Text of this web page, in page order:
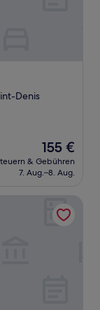
Denis
Der
Preis
beträgt
155 €
& Gebühren
7. Aug.–8. Aug.